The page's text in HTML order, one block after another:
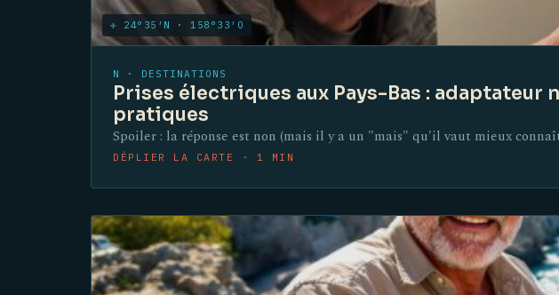
✛ 24°35′N · 158°33′O
N · DESTINATIONS
Prises électriques aux Pays-Bas :
pratiques
Spoiler : la réponse est non (mais il y a un "mais" qu'il vaut mieux
DÉPLIER LA CARTE · 1 MIN